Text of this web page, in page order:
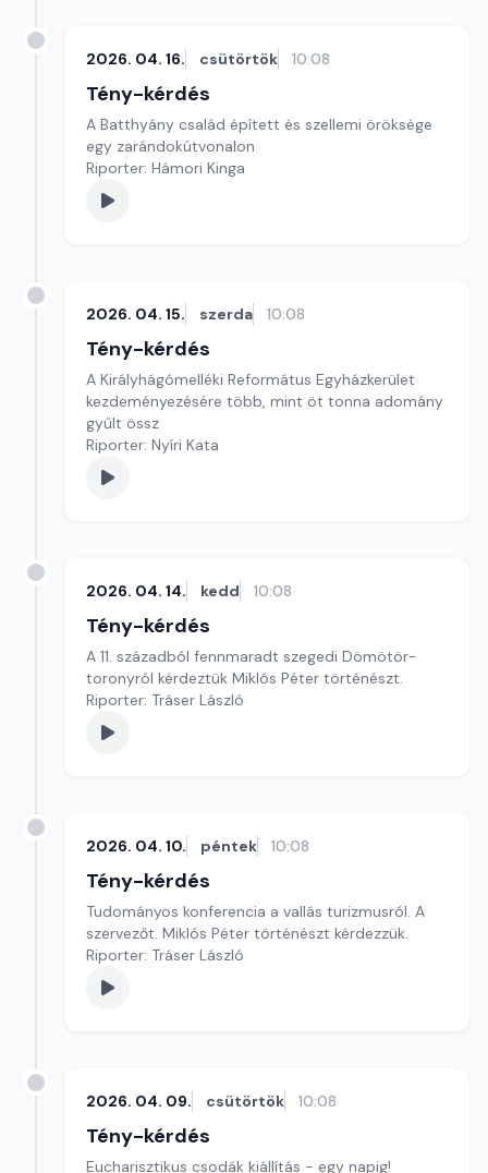
2026. 04. 16. csütörtök 10:08
Tény-kérdés
A Batthyány család épített és szellemi öröksége
egy zarándokútvonalon
Riporter: Hámori Kinga
2026. 04. 15. szerda 10:08
Tény-kérdés
A Királyhágómelléki Református Egyházkerület
kezdeményezésére több, mint öt tonna adomány
gyűlt össz
Riporter: Nyíri Kata
2026. 04. 14. kedd 10:08
Tény-kérdés
A 11. századból fennmaradt szegedi Dömötör-
toronyról kérdeztük Miklós Péter történészt.
Riporter: Tráser László
2026. 04. 10. péntek 10:08
Tény-kérdés
Tudományos konferencia a vallás turizmusról. A
szervezőt. Miklós Péter történészt kérdezzük.
Riporter: Tráser László
2026. 04. 09. csütörtök 10:08
Tény-kérdés
Eucharisztikus csodák kiállítás - egy napig!